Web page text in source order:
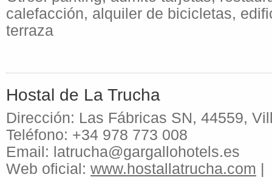
calefacción, alquiler de bicicletas,
terraza
Hostal de La Trucha
Dirección: Las Fábricas SN, 44559,
Teléfono: +34 978 773 008
Email: latrucha@gargallohotels.es
Web oficial: www.hostallatrucha.com |